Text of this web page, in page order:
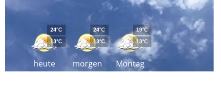
heute
24°C
13°C
morgen
24°C
13°C
Montag
19°C
13°C